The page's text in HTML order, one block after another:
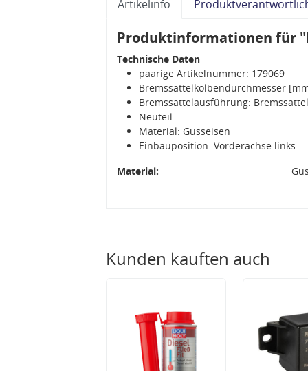
Artikelinfo
Produktinformationen für
Technische Daten
paarige Artikelnummer: 179069
Bremssattelkolbendurchmesser
Bremssattelausführung:
Neuteil:
Material: Gusseisen
Einbauposition: Vorderachse links
Material:
Kunden kauften auch